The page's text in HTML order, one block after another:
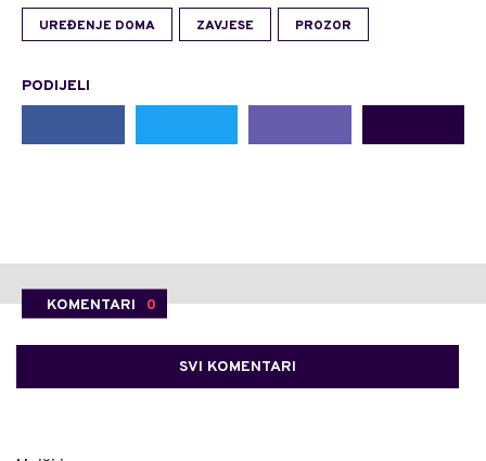
UREĐENJE DOMA ZAVJESE PROZOR
PODIJELI
KOMENTARI 0
SVI KOMENTARI